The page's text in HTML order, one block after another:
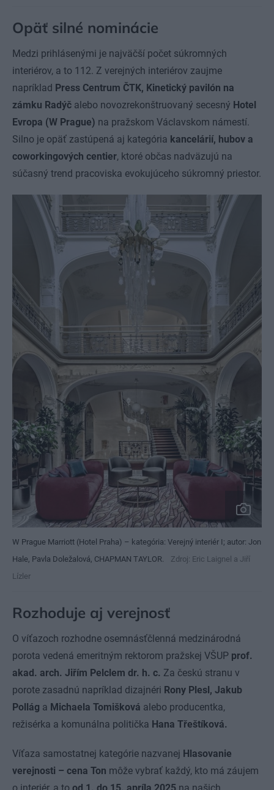
Opäť silné nominácie
Medzi prihlásenými je najväčší počet súkromných
interiérov, a to 112. Z verejných interiérov zaujme
napríklad Press Centrum ČTK, Kinetický pavilón na
zámku Radýč alebo novozrekonštruovaný secesný Hotel
Evropa (W Prague) na pražskom Václavskom námestí.
Silno je opäť zastúpená aj kategória kancelárií, hubov a
coworkingových centier, ktoré občas nadväzujú na
súčasný trend pracoviska evokujúceho súkromný priestor.
W Prague Marriott (Hotel Praha) – kategória: Verejný interiér I; autor: Jon
Hale, Pavla Doležalová, CHAPMAN TAYLOR.
Zdroj: Eric Laignel a Jiří
Lízler
Rozhoduje aj verejnosť
O víťazoch rozhodne osemnásťčlenná medzinárodná
porota vedená emeritným rektorom pražskej VŠUP prof.
akad. arch. Jiřím Pelclem dr. h. c. Za českú stranu v
porote zasadnú napríklad dizajnéri Rony Plesl, Jakub
Pollág a Michaela Tomišková alebo producentka,
režisérka a komunálna politička Hana Třeštíková.
Víťaza samostatnej kategórie nazvanej Hlasovanie
verejnosti – cena Ton môže vybrať každý, kto má záujem
o interiér, a to od 1. do 15. apríla 2025 na našich